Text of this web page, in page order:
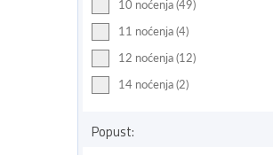
10 noćenja (49)
11 noćenja (4)
12 noćenja (12)
14 noćenja (2)
Popust: